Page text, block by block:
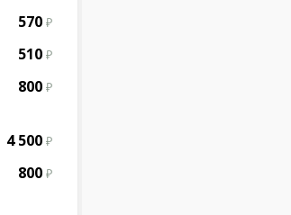
570
510
800
4 500
800